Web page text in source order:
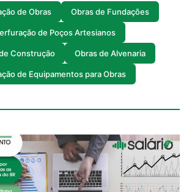
de Obras Obras de Fundações
de Poços Artesianos
Construção Obras de Alvenaria
de Equipamentos para Obras